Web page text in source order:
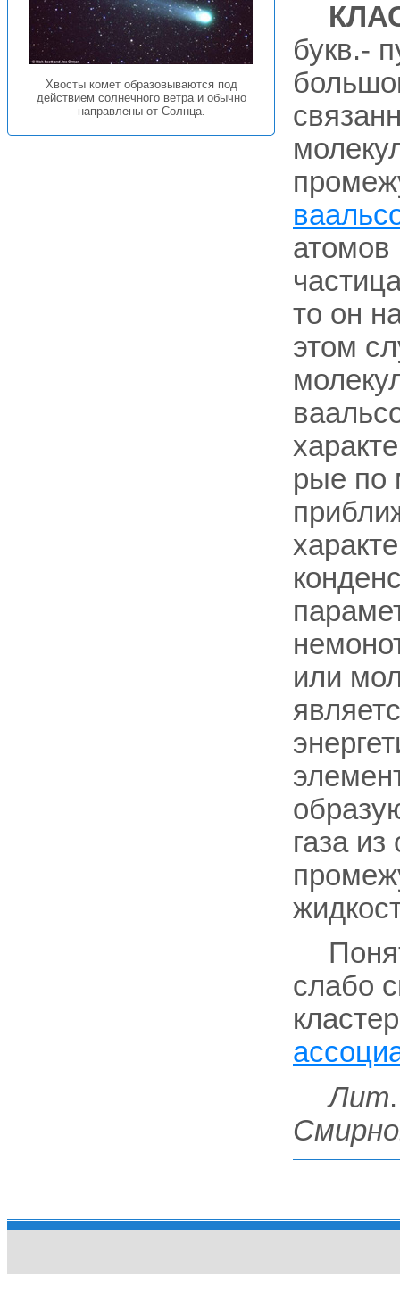
Хвосты комет образовываются под
действием солнечного ветра и обычно
направлены от Солнца.
букв.-
атомов
то он
этом
рые по
или
газа
слабо
Лит